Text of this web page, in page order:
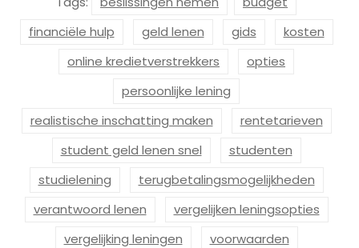
financiële hulp
geld lenen gids
kosten
online kredietverstrekkers
opties
persoonlijke lening
realistische inschatting maken
rentetarieven
student geld lenen snel
studenten
studielening
terugbetalingsmogelijkheden
verantwoord lenen
vergelijken leningsopties
vergelijking leningen
voorwaarden